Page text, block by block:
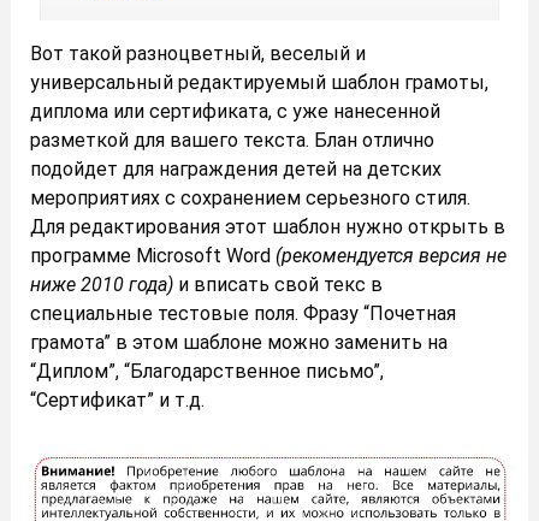
Вот такой разноцветный, веселый и
универсальный редактируемый шаблон грамоты,
диплома или сертификата, с уже нанесенной
разметкой для вашего текста. Блан отлично
подойдет для награждения детей на детских
мероприятиях с сохранением серьезного стиля.
Для редактирования этот шаблон нужно открыть в
программе Microsoft Word (рекомендуется версия не
ниже 2010 года) и вписать свой текс в
специальные тестовые поля. Фразу “Почетная
грамота” в этом шаблоне можно заменить на
“Диплом”, “Благодарственное письмо”,
“Сертификат” и т.д.